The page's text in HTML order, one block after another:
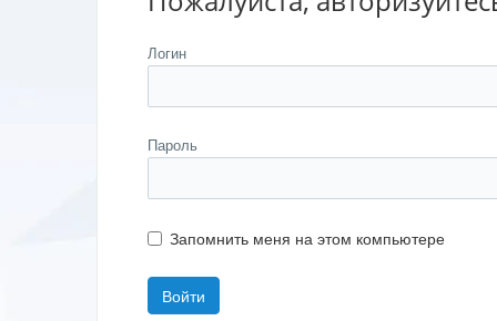
Логин
Пароль
Запомнить меня на этом компьютере